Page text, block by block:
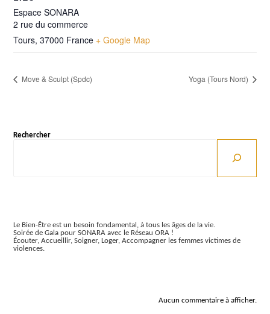
Espace SONARA
2 rue du commerce
Tours, 37000 France + Google Map
Move & Sculpt (Spdc) Yoga (Tours Nord)
Rechercher
Le Bien-Être est un besoin fondamental, à tous les âges de la vie.
Soirée de Gala pour SONARA avec le Réseau ORA !
Écouter, Accueillir, Soigner, Loger, Accompagner les femmes victimes de
violences.
Aucun commentaire à afficher.